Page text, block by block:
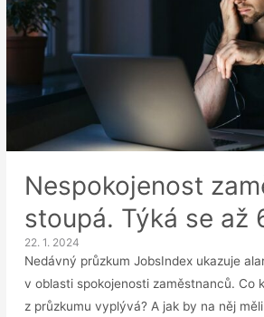
Nespokojenost
stoupá. Týká se až
22. 1. 2024
Nedávný průzkum JobsIndex ukazuje
v oblasti spokojenosti zaměstnanců. Co
z průzkumu vyplývá? A jak by na něj